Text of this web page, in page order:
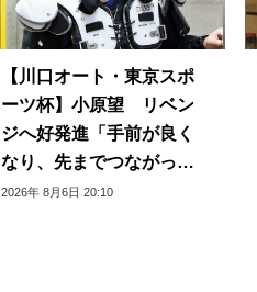
【川口オート・東京スポ
ーツ杯】小原望 リベン
ジへ好発進「手前が良く
なり、先までつながって
いる」
2026年 8月6日 20:10